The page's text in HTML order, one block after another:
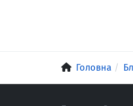
Головна